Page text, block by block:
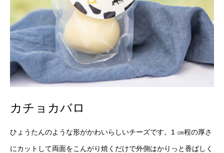
カチョカバロ
ひょうたんのような形がかわいらしいチーズです。1 ㎝程の厚さ
にカットして両面をこんがり焼くだけで外側はかりっと香ばしく